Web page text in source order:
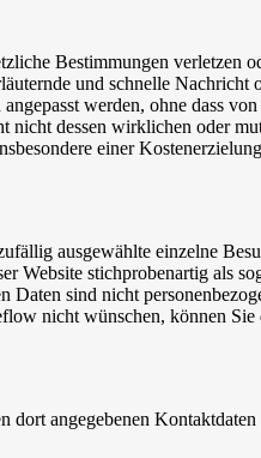
Bestimmungen verletzen
und schnelle Nachricht
werden, ohne dass
nicht dessen wirklichen oder
einer
ausgewählte einzelne
Website stichprobenartig als
Daten sind nicht
nicht wünschen, können
angegebenen